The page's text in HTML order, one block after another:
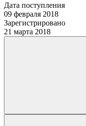
Дата поступления
09 февраля 2018
Зарегистрировано
21 марта 2018